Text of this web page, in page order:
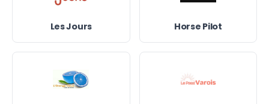
Les Jours Horse Pilot